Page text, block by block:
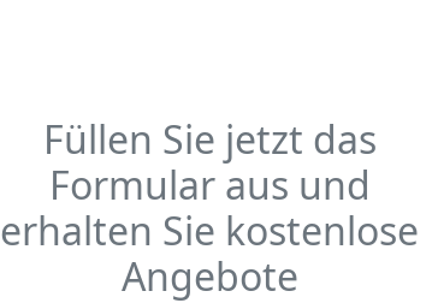
Füllen Sie jetzt das
Formular aus und
erhalten Sie kostenlose
Angebote